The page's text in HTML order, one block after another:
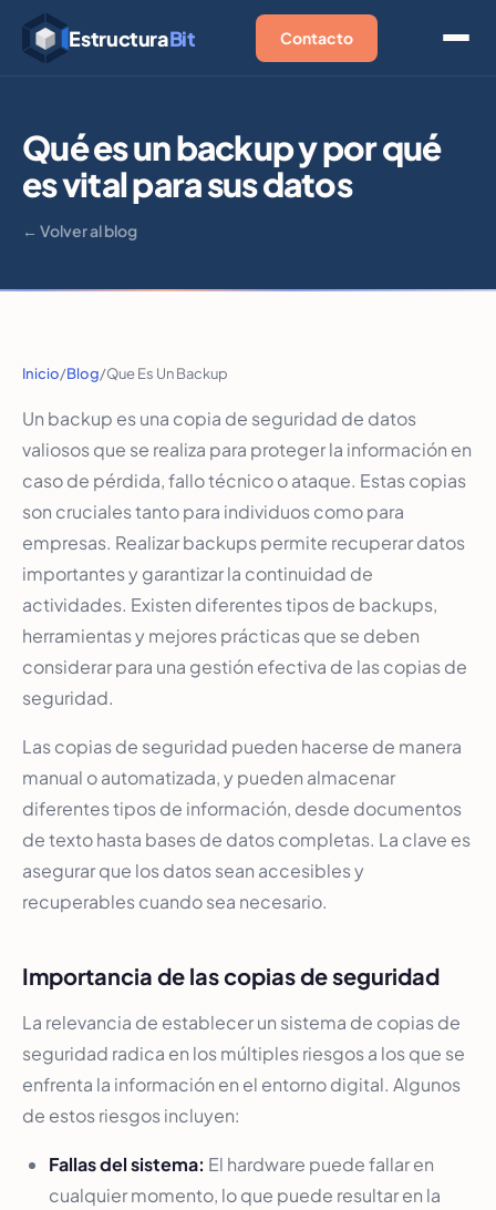
EstructuraBit Contacto
Qué es un backup y por qué
es vital para sus datos
← Volver al blog
Inicio/Blog/Que Es Un Backup
Un backup es una copia de seguridad de datos
valiosos que se realiza para proteger la información en
caso de pérdida, fallo técnico o ataque. Estas copias
son cruciales tanto para individuos como para
empresas. Realizar backups permite recuperar datos
importantes y garantizar la continuidad de
actividades. Existen diferentes tipos de backups,
herramientas y mejores prácticas que se deben
considerar para una gestión efectiva de las copias de
seguridad.
Las copias de seguridad pueden hacerse de manera
manual o automatizada, y pueden almacenar
diferentes tipos de información, desde documentos
de texto hasta bases de datos completas. La clave es
asegurar que los datos sean accesibles y
recuperables cuando sea necesario.
Importancia de las copias de seguridad
La relevancia de establecer un sistema de copias de
seguridad radica en los múltiples riesgos a los que se
enfrenta la información en el entorno digital. Algunos
de estos riesgos incluyen:
Fallas del sistema: El hardware puede fallar en
cualquier momento, lo que puede resultar en la